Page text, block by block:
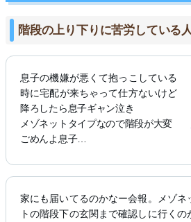
階段の上り下りに苦労している
息子の機嫌が悪くて抱っこしている
時に宅配が来ちゃって仕方ないけど
降ろしたら息子ギャン泣き
メゾネットタイプなので階段が大変
ごめんよ息子…
家にも届いてるのかなー会報。メゾネ
トの階段下の玄関まで確認しに行くの